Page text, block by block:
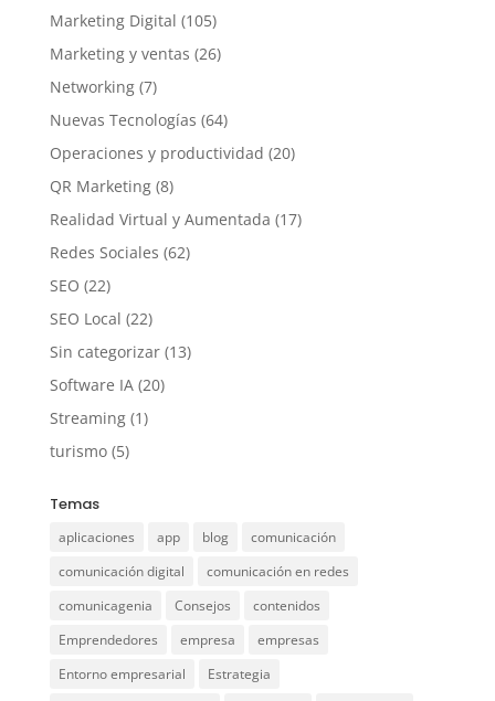
Marketing Digital (105)
Marketing y ventas (26)
Networking(7)
Nuevas Tecnologías (64)
Operaciones y productividad (20)
QR Marketing(8)
Realidad Virtual y Aumentada (17)
Redes Sociales (62)
SEO (22)
SEO Local (22)
Sin categorizar(13)
Software IA(20)
Streaming(1)
turismo(5)
Temas
aplicaciones app blog
comunicación
comunicación digital
comunicación en redes
comunicagenia
Consejos
contenidos
Emprendedores
empresa
empresas
Entorno empresarial
Estrategia